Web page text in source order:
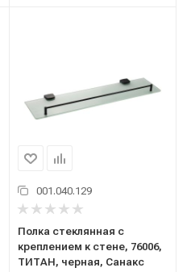
001.040.129
Полка стеклянная с
креплением к стене, 76006,
ТИТАН, черная, Санакс